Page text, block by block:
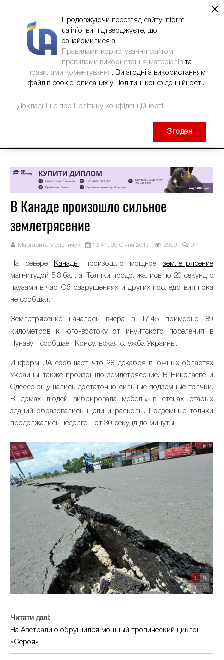
В Канаде произошло сильное
землетрясение
Маргарита Мельничук 13:41, 09 Січня 2017 2659 0
На севере Канады произошло мощное землетрясение
магнитудой 5,8 балла. Толчки продолжались по 20 секунд с
паузами в час. Об разрушениях и других последствия пока
не сообщат.
Землетрясение началось вчера в 17:45 примерно 89
километров к юго-востоку от инуитского поселения в
Нунавут, сообщает Консульская служба Украины.
Информ-UA сообщает, что 28 декабря в южных областях
Украины также произошло землетрясение. В Николаеве и
Одессе ощущались достаточно сильные подземные толчки.
В домах людей вибрировала мебель, в стенах старых
зданий образовались щели и расколы. Подземные толчки
продолжались недолго - от 30 секунд до минуты.
Читати далі:
На Австралию обрушился мощный тропический циклон
«Сероя»
×
Продовжуючи перегляд сайту inform-
ua.info, ви підтверджуєте, що
ознайомилися з
Правилами користування сайтом,
правилами використання матеріалів та
правилами коментування. Ви згодні з використанням
файлів cookie, описаних у Політиці конфіденційності.
Докладніше про Політику конфіденційності
Згоден